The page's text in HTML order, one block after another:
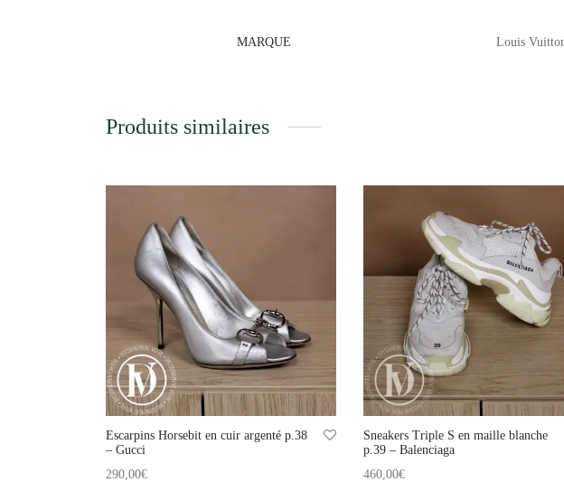
MARQUE Louis
Produits similaires
Escarpins Horsebit en cuir argenté p.38
– Gucci
290,00€
Sneakers Triple S en maille blanche
p.39 – Balenciaga
460,00€